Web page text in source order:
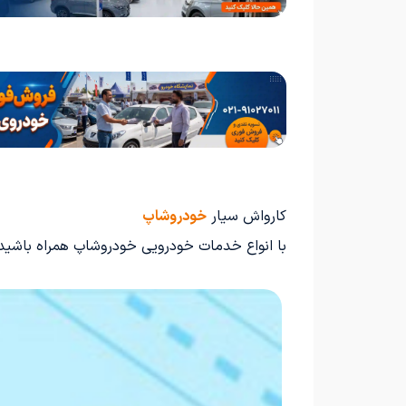
کارواش سیار خودروشاپ
با انواع خدمات خودرویی خودروشاپ همراه